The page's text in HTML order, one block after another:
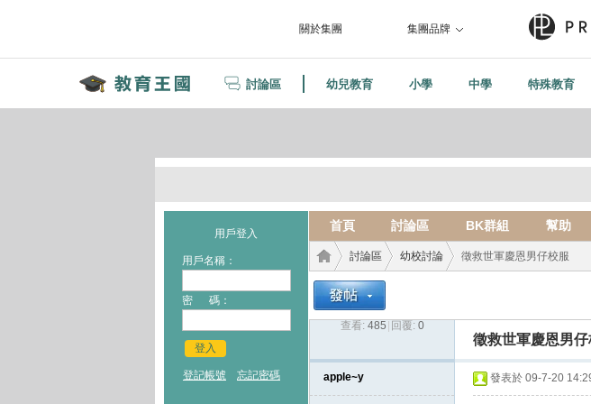
關於集團 集團品牌
討論區 幼兒教育 小學 中學 特殊教育
用戶登入
用戶名稱：
密 碼：
登入
登記帳號 忘記密碼
首頁 討論區 BK群組 幫助
討論區
›
幼校討論 徵救世軍慶恩男仔校服
查看: 485 回覆: 0
徵救世軍慶恩男仔
apple~y 發表於 09-7-20